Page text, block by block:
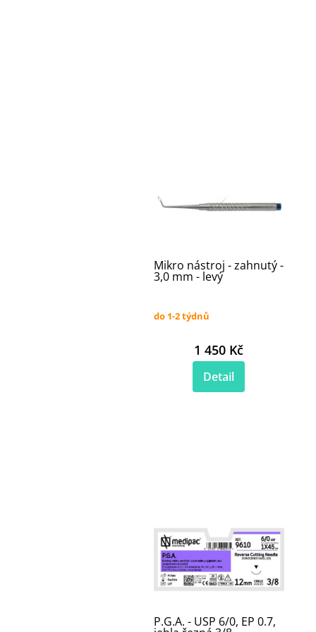
Mikro nástroj - zahnutý -
3,0 mm - levý
do 1-2 týdnů
1 450 Kč
Detail
P.G.A. - USP 6/0, EP 0.7,